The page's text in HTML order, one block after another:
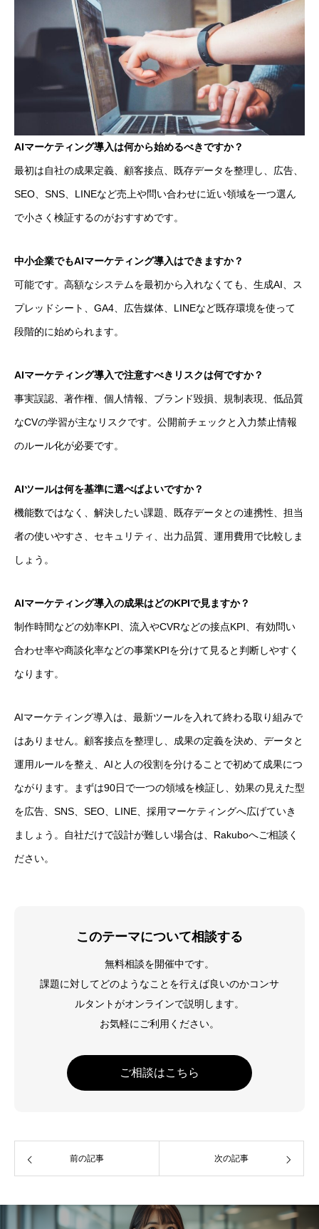
AIマーケティング導入は何から始めるべきですか？
最初は自社の成果定義、顧客接点、既存データを整理し、広告、
SEO、SNS、LINEなど売上や問い合わせに近い領域を一つ選ん
で小さく検証するのがおすすめです。
中小企業でもAIマーケティング導入はできますか？
可能です。高額なシステムを最初から入れなくても、生成AI、ス
プレッドシート、GA4、広告媒体、LINEなど既存環境を使って
段階的に始められます。
AIマーケティング導入で注意すべきリスクは何ですか？
事実誤認、著作権、個人情報、ブランド毀損、規制表現、低品質
なCVの学習が主なリスクです。公開前チェックと入力禁止情報
のルール化が必要です。
AIツールは何を基準に選べばよいですか？
機能数ではなく、解決したい課題、既存データとの連携性、担当
者の使いやすさ、セキュリティ、出力品質、運用費用で比較しま
しょう。
AIマーケティング導入の成果はどのKPIで見ますか？
制作時間などの効率KPI、流入やCVRなどの接点KPI、有効問い
合わせ率や商談化率などの事業KPIを分けて見ると判断しやすく
なります。
AIマーケティング導入は、最新ツールを入れて終わる取り組みで
はありません。顧客接点を整理し、成果の定義を決め、データと
運用ルールを整え、AIと人の役割を分けることで初めて成果につ
ながります。まずは90日で一つの領域を検証し、効果の見えた型
を広告、SNS、SEO、LINE、採用マーケティングへ広げていき
ましょう。自社だけで設計が難しい場合は、Rakuboへご相談く
ださい。
このテーマについて相談する
無料相談を開催中です。
課題に対してどのようなことを行えば良いのかコンサ
ルタントがオンラインで説明します。
お気軽にご利用ください。
ご相談はこちら
前の記事 次の記事
お問い合わせ お役立ち資料